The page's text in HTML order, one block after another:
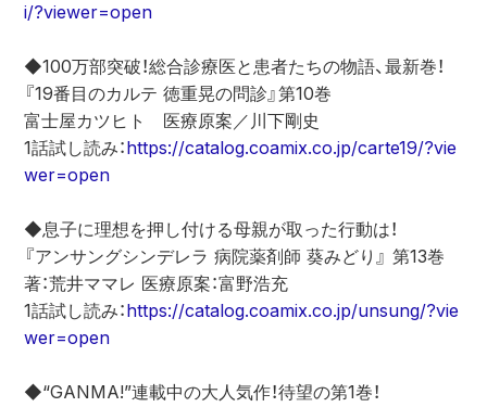
i/?viewer=open
◆100万部突破！総合診療医と患者たちの物語、最新巻！
『19番目のカルテ 徳重晃の問診』第10巻
富士屋カツヒト　医療原案／川下剛史
1話試し読み：https://catalog.coamix.co.jp/carte19/?vie
wer=open
◆息子に理想を押し付ける母親が取った行動は！
『アンサングシンデレラ 病院薬剤師 葵みどり』 第13巻
著：荒井ママレ 医療原案：富野浩充
1話試し読み：https://catalog.coamix.co.jp/unsung/?vie
wer=open
◆“GANMA!”連載中の大人気作！待望の第1巻！